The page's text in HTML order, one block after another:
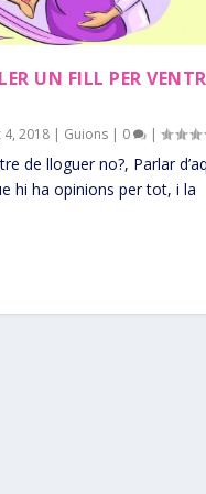
UN FILL PER
4, 2018 | Guions | 0 |
de lloguer no?, Parlar
hi ha opinions per tot, i la